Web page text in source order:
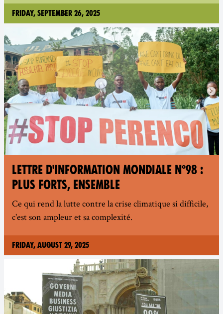
Friday, September 26, 2025
LETTRE D'INFORMATION MONDIALE N°98 :
PLUS FORTS, ENSEMBLE
Ce qui rend la lutte contre la crise climatique si difficile,
c'est son ampleur et sa complexité.
Friday, August 29, 2025